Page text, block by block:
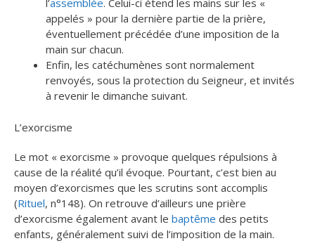
l’assemblée. Celui-ci étend les mains sur les «
appelés » pour la dernière partie de la prière,
éventuellement précédée d’une imposition de la
main sur chacun.
Enfin, les catéchumènes sont normalement
renvoyés, sous la protection du Seigneur, et invités
à revenir le dimanche suivant.
L’exorcisme
Le mot « exorcisme » provoque quelques répulsions à
cause de la réalité qu’il évoque. Pourtant, c’est bien au
moyen d’exorcismes que les scrutins sont accomplis
(Rituel, n°148). On retrouve d’ailleurs une prière
d’exorcisme également avant le baptême des petits
enfants, généralement suivi de l’imposition de la main.